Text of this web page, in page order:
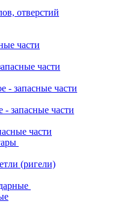
отверстий
части
части
- запасные части
запасные части
части
(ригели)